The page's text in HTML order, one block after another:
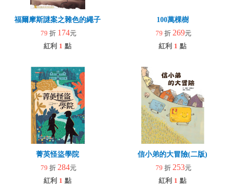
福爾摩斯謎案之雜色的繩子
79 折 174元
紅利 1 點
100萬棵樹
79 折 269元
紅利 1 點
菁英怪盜學院
79 折 284元
紅利 1 點
信小弟的大冒險(二版)
79 折 253元
紅利 1 點